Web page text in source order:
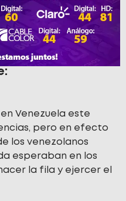
Venezuela este
pero en efecto
los venezolanos
esperaban en los
la fila y ejercer el